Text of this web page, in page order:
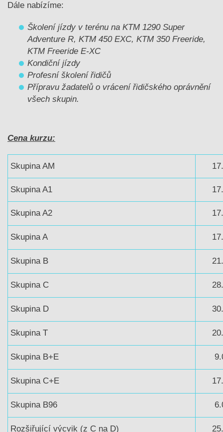
Dále nabízíme:
Školení jízdy v terénu na KTM 1290 Super
Adventure R, KTM 450 EXC, KTM 350 Freeride,
KTM Freeride E-XC
Kondiční jízdy
Profesní školení řidičů
Přípravu žadatelů o vrácení řidičského oprávnění
všech skupin.
Cena kurzu:
Skupina AM
Skupina A1
Skupina A2
Skupina A
Skupina B
Skupina C
Skupina D
Skupina T
Skupina B+E
Skupina C+E
Skupina B96
Rozšiřující výcvik (z C na D)